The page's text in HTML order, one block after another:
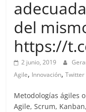
del
https://
2 junio, 2019
Agile, Innovación,Twitter
Metodologías ágiles
Agile, Scrum,